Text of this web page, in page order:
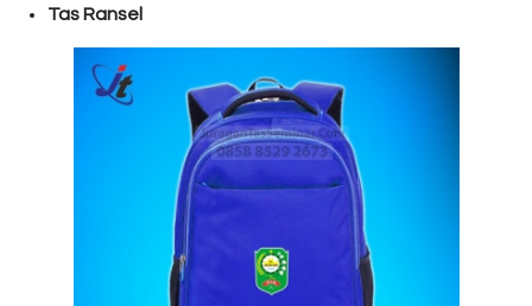
Tas Ransel